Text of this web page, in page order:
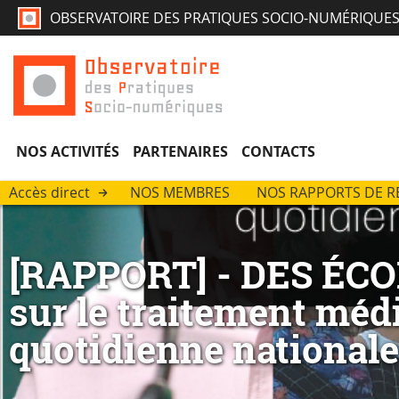
OBSERVATOIRE DES PRATIQUES SOCIO-NUMÉRIQUES
NOS ACTIVITÉS PARTENAIRES CONTACTS
Accès direct NOS MEMBRES NOS RAPPORTS DE
[RAPPORT] - DES
sur le traitement
quotidienne nationale